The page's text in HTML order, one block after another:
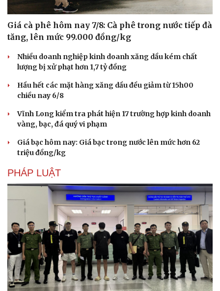
Sân khấu - Điện ảnh
Âm nhạc
Di sản
Nghệ sĩ
Sao Việt
Giá cà phê hôm nay 7/8: Cà phê trong nước tiếp đà
tăng, lên mức 99.000 đồng/kg
Nhiều doanh nghiệp kinh doanh xăng dầu kém chất
lượng bị xử phạt hơn 1,7 tỷ đồng
Hầu hết các mặt hàng xăng dầu đều giảm từ 15h00
chiều nay 6/8
Vĩnh Long kiểm tra phát hiện 17 trường hợp kinh doanh
vàng, bạc, đá quý vi phạm
Giá bạc hôm nay: Giá bạc trong nước lên mức hơn 62
triệu đồng/kg
PHÁP LUẬT